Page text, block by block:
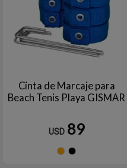
Cinta de Marcaje para
Beach Tenis Playa GISMAR
USD 89